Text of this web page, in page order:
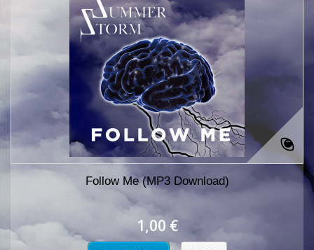
Follow Me (MP3 Download)
1,00 €